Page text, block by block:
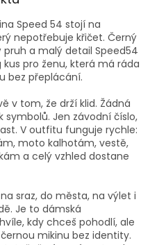
Speed 54 stojí na
nepotřebuje křičet. Černý
pruh a malý detail Speed54
pro ženu, která má ráda
bez přeplácání.
v tom, že drží klid. Žádná
symbolů. Jen závodní číslo,
V outfitu funguje rychle:
moto kalhotám, vestě,
a celý vzhled dostane
sraz, do města, na výlet i
Je to dámská
kdy chceš pohodlí, ale
mikinu bez identity.